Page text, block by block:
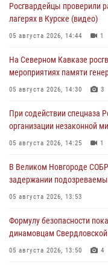
Росгвардейцы проверили
лагерях в Курске (видео)
05 августа 2026, 14:44 1
На Северном Кавказе
мероприятиях памяти
05 августа 2026, 14:30 3
При содействии спецназа
организации незаконной
05 августа 2026, 14:25 1
В Великом Новгороде
задержании
05 августа 2026, 13:53
Формулу безопасности
динамовцам Свердловской
05 августа 2026, 13:50 4